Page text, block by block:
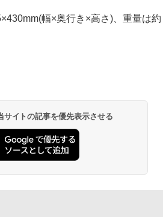
幅×奥行き×高さ)、重量は約
イトの記事を優先表示させる